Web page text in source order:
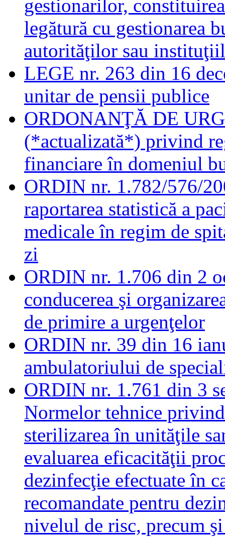
gestionarilor,
legătură cu gestionarea
autorităţilor sau
LEGE nr. 263 din 16
unitar de pensii publice
ORDONANŢĂ DE
(*actualizată*) privind
financiare în domeniul
ORDIN nr. 1.782/576/
raportarea statistică a
medicale în regim de
zi
ORDIN nr. 1.706 din 2
conducerea şi
de primire a urgenţelor
ORDIN nr. 39 din 16
ambulatoriului de
ORDIN nr. 1.761 din 3
Normelor tehnice
sterilizarea în unităţile
evaluarea eficacităţii
dezinfecţie efectuate în
recomandate pentru
nivelul de risc, precum